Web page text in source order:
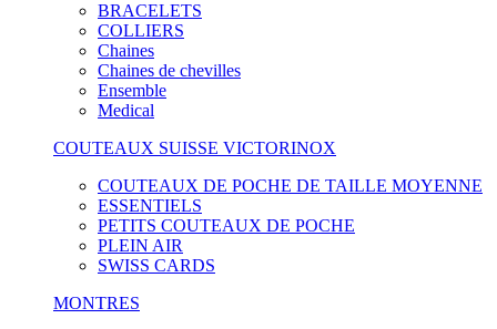
BRACELETS
COLLIERS
Chaines
Chaines de chevilles
Ensemble
Medical
COUTEAUX SUISSE VICTORINOX
COUTEAUX DE POCHE DE TAILLE MOYENNE
ESSENTIELS
PETITS COUTEAUX DE POCHE
PLEIN AIR
SWISS CARDS
MONTRES